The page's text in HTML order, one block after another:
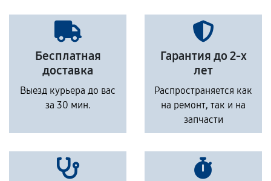
Бесплатная
доставка
Выезд курьера до вас
за 30 мин.
Гарантия до 2-х
лет
Распространяется как
на ремонт, так и на
запчасти